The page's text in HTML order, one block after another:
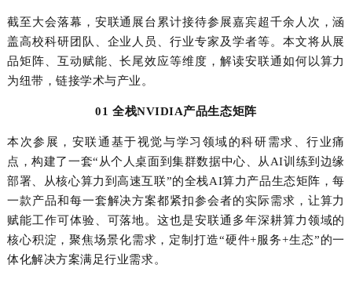
截至大会落幕，安联通展台累计接待参展嘉宾超千余人次，涵
盖高校科研团队、企业人员、行业专家及学者等。本文将从展
品矩阵、互动赋能、长尾效应等维度，解读安联通如何以算力
为纽带，链接学术与产业。
01 全栈NVIDIA产品生态矩阵
本次参展，安联通基于视觉与学习领域的科研需求、行业痛
点，构建了一套“从个人桌面到集群数据中心、从 AI训练到边缘
部署、从核心算力到高速互联”的全栈AI算力产品生态矩阵，每
一款产品和每一套解决方案都紧扣参会者的实际需求，让算力
赋能工作可体验、可落地。这也是安联通多年深耕算力领域的
核心积淀，聚焦场景化需求，定制打造“硬件+ 服务+生态”的一
体化解决方案满足行业需求。